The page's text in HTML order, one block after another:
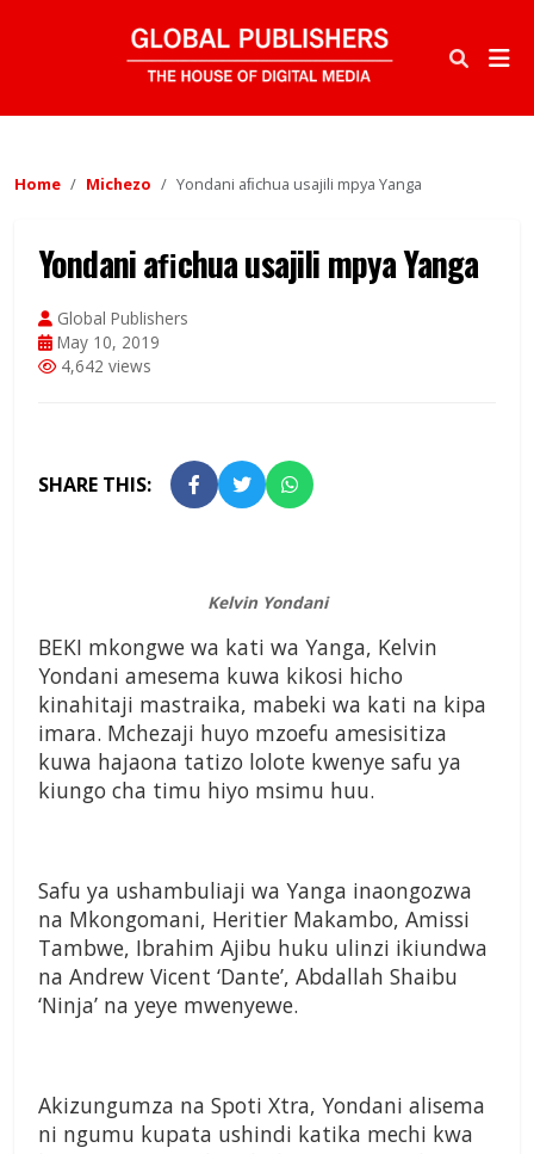
Home Michezo Yondani aﬁchua usajili mpya Yanga
Yondani aﬁchua usajili mpya Yanga
Global Publishers
May 10, 2019
4,642 views
SHARE THIS:
Kelvin Yondani
BEKI mkongwe wa kati wa Yanga, Kelvin
Yondani amesema kuwa kikosi hicho
kinahitaji mastraika, mabeki wa kati na kipa
imara. Mchezaji huyo mzoefu amesisitiza
kuwa hajaona tatizo lolote kwenye safu ya
kiungo cha timu hiyo msimu huu.
Safu ya ushambuliaji wa Yanga inaongozwa
na Mkongomani, Heritier Makambo, Amissi
Tambwe, Ibrahim Ajibu huku ulinzi ikiundwa
na Andrew Vicent ‘Dante’, Abdallah Shaibu
‘Ninja’ na yeye mwenyewe.
Akizungumza na Spoti Xtra, Yondani alisema
ni ngumu kupata ushindi katika mechi kwa